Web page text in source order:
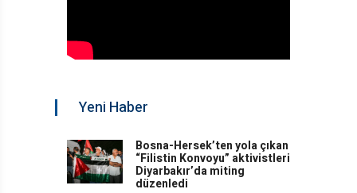
Yeni Haber
Bosna-Hersek’ten yola çıkan
“Filistin Konvoyu” aktivistleri
Diyarbakır’da miting
düzenledi